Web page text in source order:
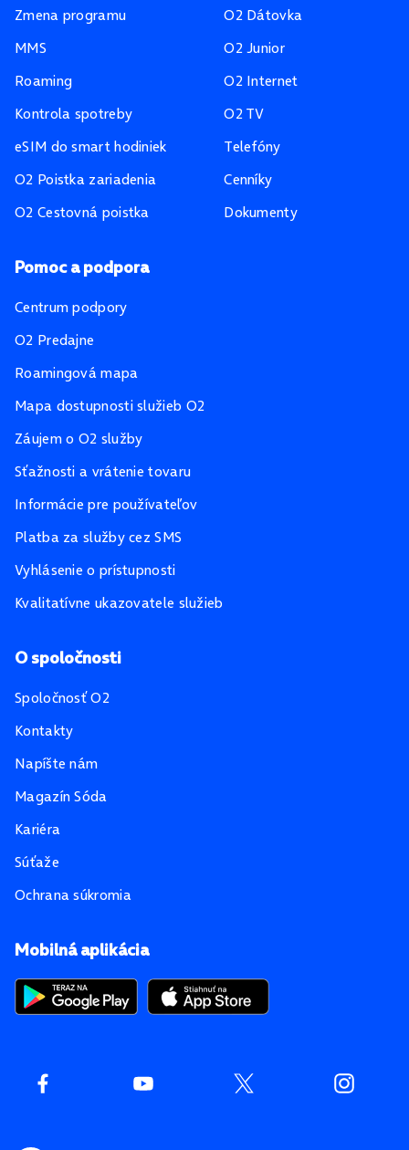
Mobilná aplikácia
Zmena programu
MMS
Roaming
Kontrola spotreby
eSIM do smart hodiniek
O2 Poistka zariadenia
O2 Cestovná poistka
O2 Dátovka
O2 Junior
O2 Internet
O2 TV
Telefóny
Cenníky
Dokumenty
Pomoc a podpora
Centrum podpory
O2 Predajne
Roamingová mapa
Mapa dostupnosti služieb O2
Záujem o O2 služby
Sťažnosti a vrátenie tovaru
Informácie pre používateľov
Platba za služby cez SMS
Vyhlásenie o prístupnosti
Kvalitatívne ukazovatele služieb
O spoločnosti
Spoločnosť O2
Kontakty
Napíšte nám
Magazín Sóda
Kariéra
Súťaže
Ochrana súkromia